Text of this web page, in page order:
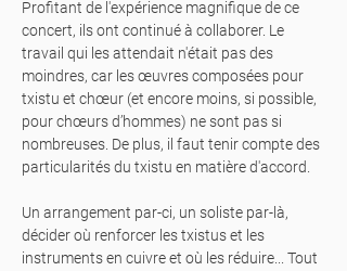
Profitant de l'expérience magnifique de ce
concert, ils ont continué à collaborer. Le
travail qui les attendait n'était pas des
moindres, car les œuvres composées pour
txistu et chœur (et encore moins, si possible,
pour chœurs d’hommes) ne sont pas si
nombreuses. De plus, il faut tenir compte des
particularités du txistu en matière d'accord.
Un arrangement par-ci, un soliste par-là,
décider où renforcer les txistus et les
instruments en cuivre et où les réduire... Tout